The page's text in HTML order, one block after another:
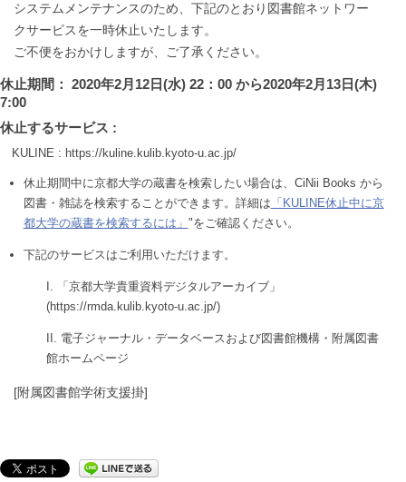
システムメンテナンスのため、下記のとおり図書館ネットワー
クサービスを一時休止いたします。
ご不便をおかけしますが、ご了承ください。
休止期間： 2020年2月12日(水) 22：00 から2020年2月13日(木)
7:00
休止するサービス :
KULINE : https://kuline.kulib.kyoto-u.ac.jp/
休止期間中に京都大学の蔵書を検索したい場合は、CiNii Books から
図書・雑誌を検索することができます。詳細は 「KULINE休止中に京
都大学の蔵書を検索するには」 "をご確認ください。
下記のサービスはご利用いただけます。
「京都大学貴重資料デジタルアーカイブ」
(https://rmda.kulib.kyoto-u.ac.jp/)
電子ジャーナル・データベースおよび図書館機構・附属図書
館ホームページ
[附属図書館学術支援掛]